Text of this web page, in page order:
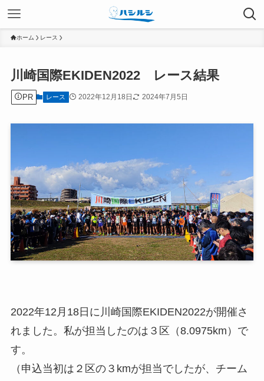
ホーム レース
川崎国際EKIDEN2022 レース結果
PR レース 2022年12月18日 2024年7月5日
2022年12月18日に川崎国際EKIDEN2022が開催さ
れました。私が担当したのは３区（8.0975km）で
す。
（申込当初は２区の３kmが担当でしたが、チーム